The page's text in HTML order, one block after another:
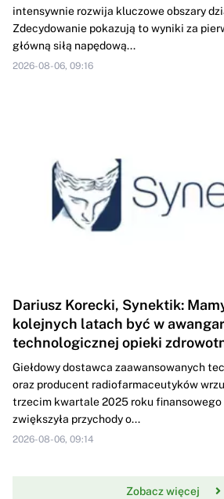
intensywnie rozwija kluczowe obszary
Zdecydowanie pokazują to wyniki za
główną siłą napędową...
2026-08-06, 09:16
Dariusz Korecki, Synektik:
kolejnych latach być w
technologicznej opieki
Giełdowy dostawca zaawansowanych
oraz producent radiofarmaceutyków
trzecim kwartale 2025 roku finansowego
zwiększyła przychody o...
2026-08-06, 09:14
Zobacz więcej